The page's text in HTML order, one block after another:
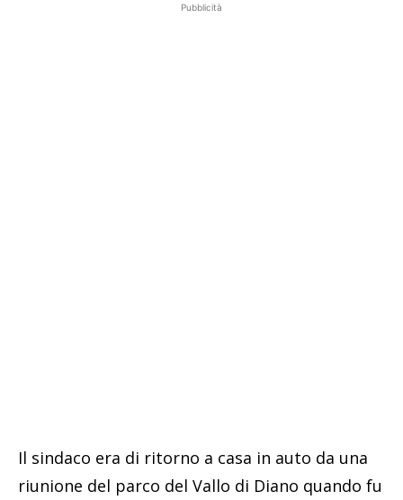
Pubblicità
Il sindaco era di ritorno a casa in auto da una
riunione del parco del Vallo di Diano quando fu